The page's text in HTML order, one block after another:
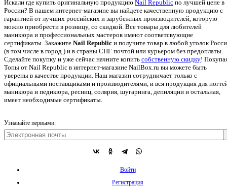
Искали где купить оригинальную продукцию Nail Republic по лучшей цене в
России? В нашем интернет-магазине вы найдете качественную продукцию с
гарантией от лучших российских и зарубежных производителей, которую
можно приобрести в розницу, со скидкой. Все товары для любителей
маникюра и профессиональных мастеров имеют соответсвующие
сертификаты. Закажите Nail Republic и получите товар в любой уголок
(в том числе в город ) и в страны СНГ почтой или курьером без предоплаты.
Сделайте покупку и уже сейчас начните копить собственную скидку!
Топы от Nail Republic в интернет-магазине NailBox.ru вы можете быть
уверены в качестве продукции. Наш магазин сотрудничает только с
официальными поставщиками и производителями, и вся продукция для
маникюра и педикюра, ресниц, солярия, шугаринга, депиляции и остальная,
имеет необходимые сертификаты.
Узнавайте первыми:
Войти
Регистрация